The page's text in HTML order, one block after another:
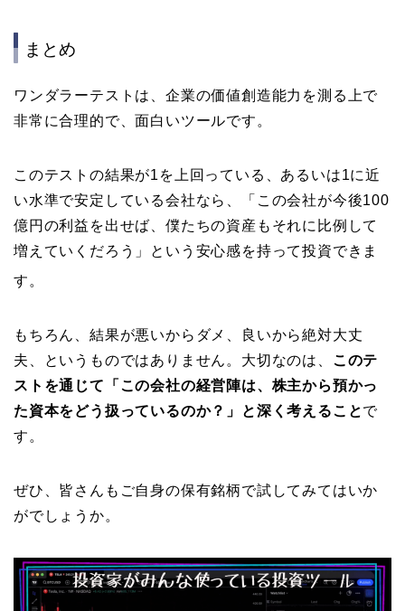
まとめ
ワンダラーテストは、企業の価値創造能力を測る上で
非常に合理的で、面白いツールです。
このテストの結果が1を上回っている、あるいは1に近
い水準で安定している会社なら、「この会社が今後100
億円の利益を出せば、僕たちの資産もそれに比例して
増えていくだろう」という安心感を持って投資できま
す。
もちろん、結果が悪いからダメ、良いから絶対大丈
夫、というものではありません。大切なのは、
このテ
ストを通じて「この会社の経営陣は、株主から預かっ
た資本をどう扱っているのか？」と深く考えることで
す。
ぜひ、皆さんもご自身の保有銘柄で試してみてはいか
がでしょうか。